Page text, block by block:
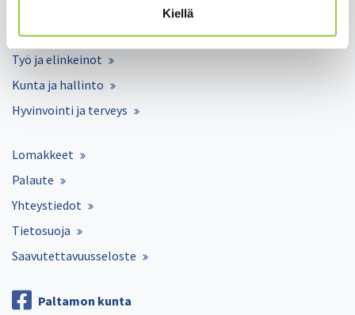
Kiellä
Matkailu ja vapaa-aika
Työ ja elinkeinot
Kunta ja hallinto
Hyvinvointi ja terveys
Lomakkeet
Palaute
Yhteystiedot
Tietosuoja
Saavutettavuusseloste
Paltamon kunta